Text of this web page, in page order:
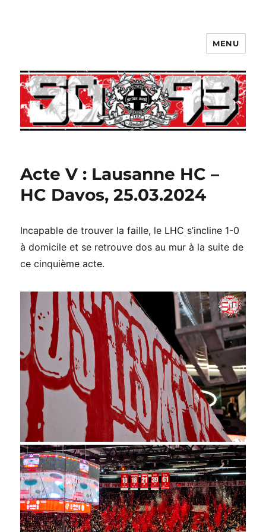
MENU
Acte V : Lausanne HC –
HC Davos, 25.03.2024
Incapable de trouver la faille, le LHC s’incline 1-0
à domicile et se retrouve dos au mur à la suite de
ce cinquième acte.